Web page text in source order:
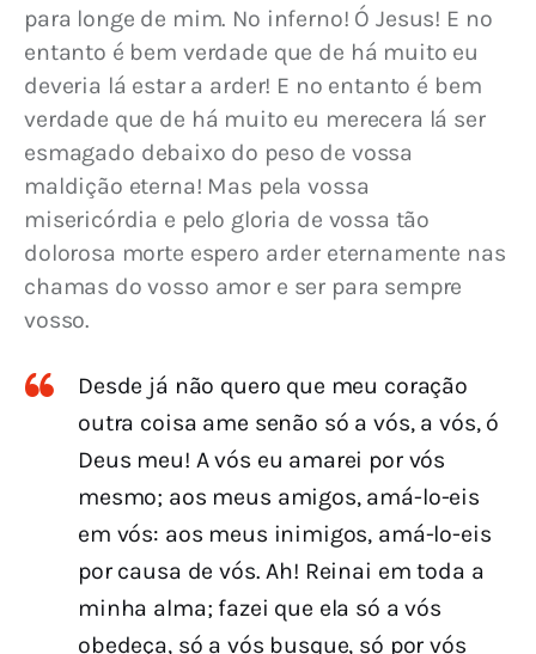
para longe de mim. No inferno! Ó Jesus! E no
entanto é bem verdade que de há muito eu
deveria lá estar a arder! E no entanto é bem
verdade que de há muito eu merecera lá ser
esmagado debaixo do peso de vossa
maldição eterna! Mas pela vossa
misericórdia e pelo gloria de vossa tão
dolorosa morte espero arder eternamente nas
chamas do vosso amor e ser para sempre
vosso.
Desde já não quero que meu coração
outra coisa ame senão só a vós, a vós, ó
Deus meu! A vós eu amarei por vós
mesmo; aos meus amigos, amá-lo-eis
em vós: aos meus inimigos, amá-lo-eis
por causa de vós. Ah! Reinai em toda a
minha alma; fazei que ela só a vós
obedeça, só a vós busque, só por vós